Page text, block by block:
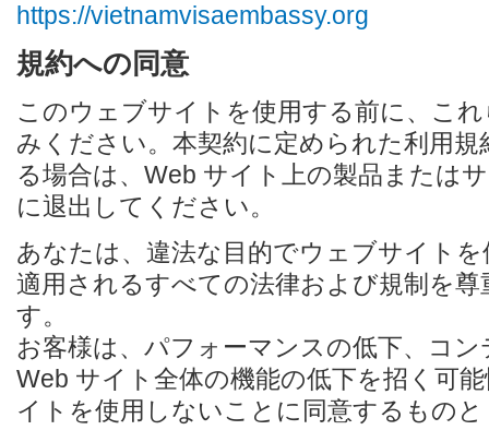
https://vietnamvisaembassy.org
規約への同意
このウェブサイトを使用する前に、こ
みください。本契約に定められた利用
る場合は、Web サイト上の製品または
に退出してください。
あなたは、違法な目的でウェブサイト
適用されるすべての法律および規制を
す。
お客様は、パフォーマンスの低下、コ
Web サイト全体の機能の低下を招く可
イトを使用しないことに同意するもの